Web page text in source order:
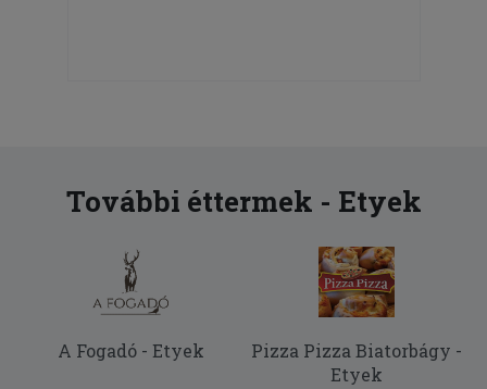
További éttermek - Etyek
A Fogadó - Etyek
Pizza Pizza Biatorbágy -
Etyek